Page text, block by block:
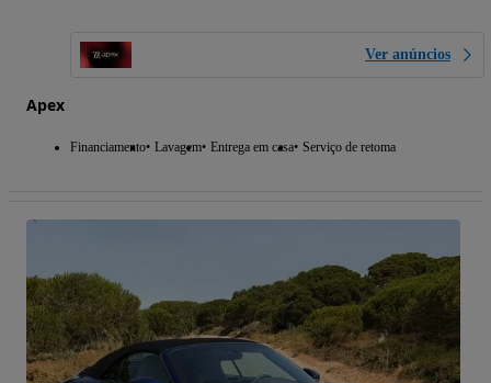
Ver anúncios
Apex
Financiamento Lavagem Entrega em casa Serviço de retoma